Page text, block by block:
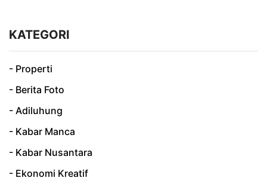
KATEGORI
- Properti
- Berita Foto
- Adiluhung
- Kabar Manca
- Kabar Nusantara
- Ekonomi Kreatif